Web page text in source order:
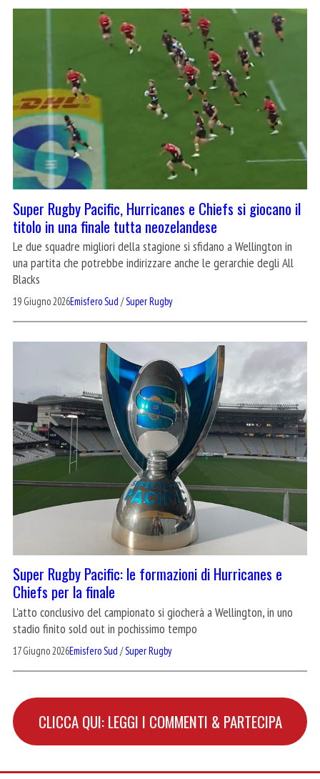
Super Rugby Pacific, Hurricanes e Chiefs si giocano il
titolo in una finale tutta neozelandese
Le due squadre migliori della stagione si sfidano a Wellington in
una partita che potrebbe indirizzare anche le gerarchie degli All
Blacks
19 Giugno 2026Emisfero Sud /Super Rugby
Super Rugby Pacific: le formazioni di Hurricanes e
Chiefs per la finale
L'atto conclusivo del campionato si giocherà a Wellington, in uno
stadio finito sold out in pochissimo tempo
17 Giugno 2026Emisfero Sud /Super Rugby
CLICCA QUI: LEGGI I COMMENTI & PARTECIPA